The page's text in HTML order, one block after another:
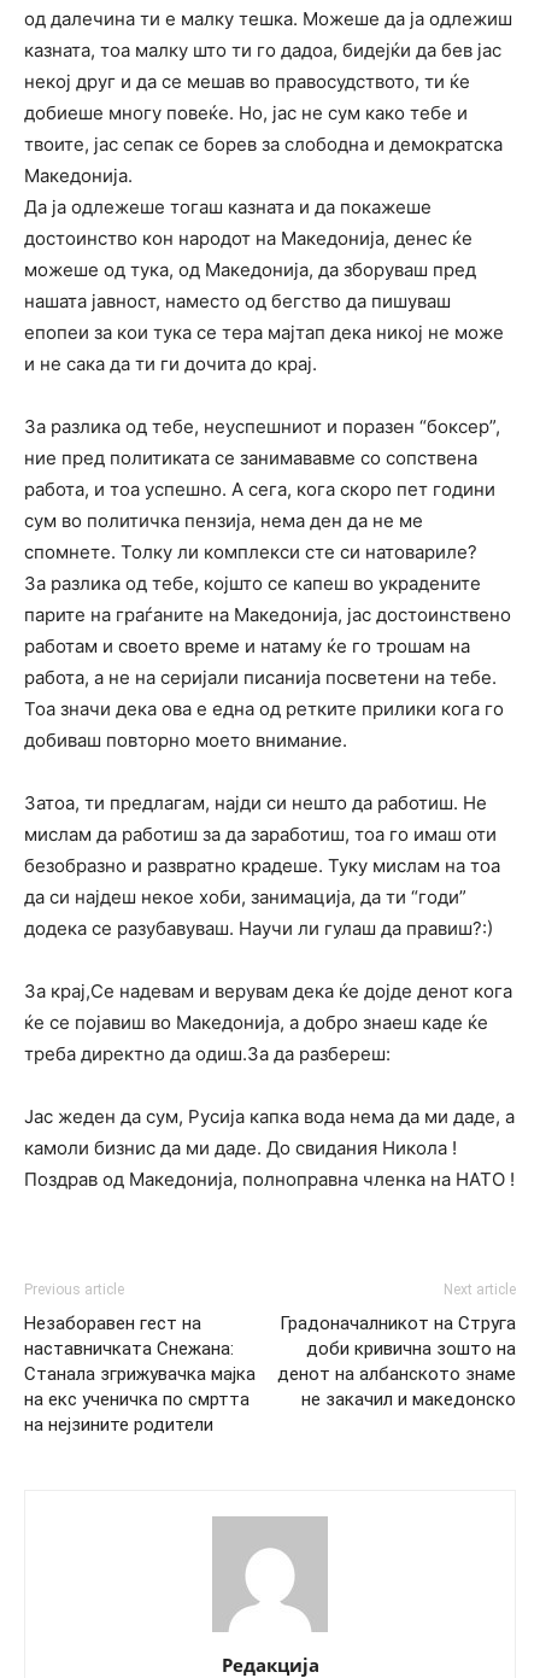
од далечина ти е малку тешка. Можеше да ја одлежиш
казната, тоа малку што ти го дадоа, бидејќи да бев јас
некој друг и да се мешав во правосудството, ти ќе
добиеше многу повеќе. Но, јас не сум како тебе и
твоите, јас сепак се борев за слободна и демократска
Македонија.
Да ја одлежеше тогаш казната и да покажеше
достоинство кон народот на Македонија, денес ќе
можеше од тука, од Македонија, да зборуваш пред
нашата јавност, наместо од бегство да пишуваш
епопеи за кои тука се тера мајтап дека никој не може
и не сака да ти ги дочита до крај.
За разлика од тебе, неуспешниот и поразен “боксер”,
ние пред политиката се занимававме со сопствена
работа, и тоа успешно. А сега, кога скоро пет години
сум во политичка пензија, нема ден да не ме
спомнете. Толку ли комплекси сте си натовариле?
За разлика од тебе, којшто се капеш во украдените
парите на граѓаните на Македонија, јас достоинствено
работам и своето време и натаму ќе го трошам на
работа, а не на серијали писанија посветени на тебе.
Тоа значи дека ова е една од ретките прилики кога го
добиваш повторно моето внимание.
Затоа, ти предлагам, најди си нешто да работиш. Не
мислам да работиш за да заработиш, тоа го имаш оти
безобразно и развратно крадеше. Туку мислам на тоа
да си најдеш некое хоби, занимација, да ти “годи”
додека се разубавуваш. Научи ли гулаш да правиш?:)
За крај,Се надевам и верувам дека ќе дојде денот кога
ќе се појавиш во Македонија, а добро знаеш каде ќе
треба директно да одиш.За да разбереш:
Јас жеден да сум, Русија капка вода нема да ми даде, а
камоли бизнис да ми даде. До свидания Никола !
Поздрав од Македонија, полноправна членка на НАТО !
Previous article
Незаборавен гест на
наставничката Снежана:
Станала згрижувачка мајка
на екс ученичка по смртта
на нејзините родители
Next article
Градоначалникот на Струга
доби кривична зошто на
денот на албанското знаме
не закачил и македонско
Редакција